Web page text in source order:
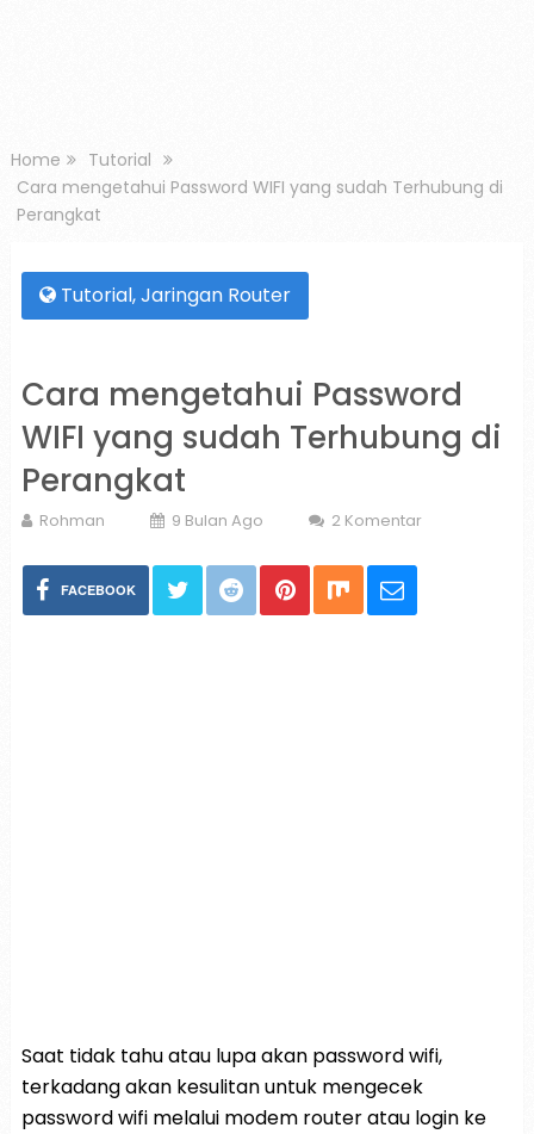
Home
Tutorial
Cara mengetahui Password WIFI yang sudah Terhubung di
Perangkat
Tutorial,Jaringan Router
Cara mengetahui Password
WIFI yang sudah Terhubung di
Perangkat
Rohman 9 Bulan Ago 2 Komentar
FACEBOOK
Saat tidak tahu atau lupa akan password wifi,
terkadang akan kesulitan untuk mengecek
password wifi melalui modem router atau login ke